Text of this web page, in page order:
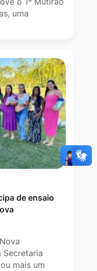
uma
de ensaio
Secretaria
mais um